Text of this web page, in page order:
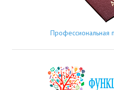
Профессиональная